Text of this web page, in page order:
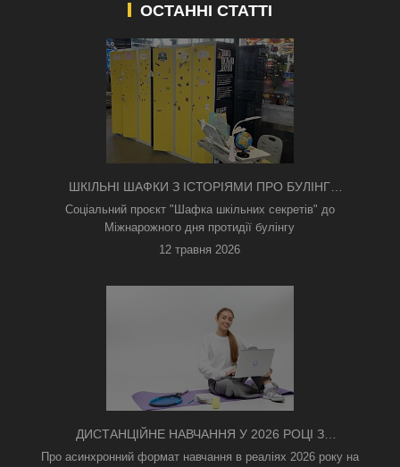
ОСТАННІ СТАТТІ
ШКІЛЬНІ ШАФКИ З ІСТОРІЯМИ ПРО БУЛІНГ
З'ЯВИЛИСЯ В КИЄВІ
Соціальний проєкт "Шафка шкільних секретів" до
Міжнарожного дня протидії булінгу
12 травня 2026
ДИСТАНЦІЙНЕ НАВЧАННЯ У 2026 РОЦІ З
ТРИВОГАМИ ТА БЕЗ СВІТЛА: ЯК АСИНХРОННИЙ
Про асинхронний формат навчання в реаліях 2026 року на